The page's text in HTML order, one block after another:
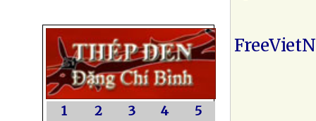
1 2 3 4
5